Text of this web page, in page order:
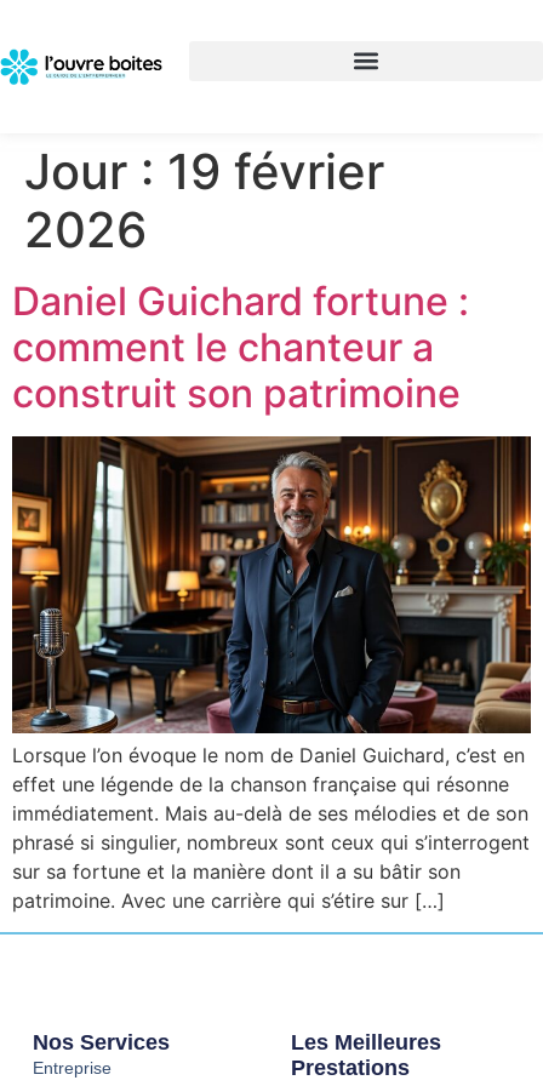
Jour : 19 février
2026
Daniel Guichard fortune :
comment le chanteur a
construit son patrimoine
Lorsque l’on évoque le nom de Daniel Guichard, c’est en
effet une légende de la chanson française qui résonne
immédiatement. Mais au-delà de ses mélodies et de son
phrasé si singulier, nombreux sont ceux qui s’interrogent
sur sa fortune et la manière dont il a su bâtir son
patrimoine. Avec une carrière qui s’étire sur […]
Nos Services
Entreprise
Les Meilleures
Prestations